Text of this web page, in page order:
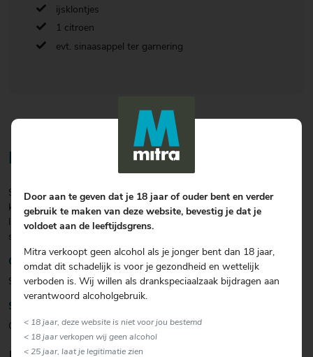
ijsklontjes
1 citroen
evt. sinaasappel ter garnering
Bereiding
Schud de limoncello en de gin met ijsklontjes in de shaker goed
koud. Vul een glas met ijsklontjes en citroenpartjes. Schenk de
limoncello-gin in het glas en vul aan met bruiswater. Garneer met
sinaasappelschil.
Garnering
Sinaasappel of maraschinokers
Soort glas
Overig
Door aan te geven dat je 18 jaar of ouder bent en verder
gebruik te maken van deze website, bevestig je dat je
voldoet aan de leeftijdsgrens.
Mitra verkoopt geen alcohol als je jonger bent dan 18 jaar,
omdat dit schadelijk is voor je gezondheid en wettelijk
verboden is. Wij willen als drankspeciaalzaak bijdragen aan
verantwoord alcoholgebruik.
< 18 jaar, deze website is niet voor jou bestemd
< 18 jaar verkopen wij geen alcohol
< 25 jaar, laat je legitimatie zien